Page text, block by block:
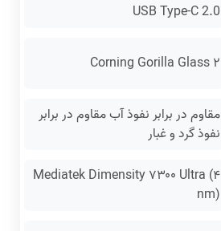
USB Type-C 2.0
Corning Gorilla Glass ۲
مقاوم در برابر نفوذ آب مقاوم در برابر
نفوذ گرد و غبار
Mediatek Dimensity ۷۳۰۰ Ultra (۴
nm)